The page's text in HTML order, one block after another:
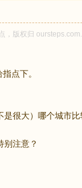
，版权归
点下。
很大）哪个城市
别注意？